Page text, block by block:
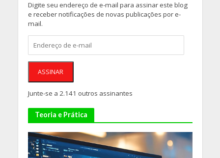
Digite seu endereço de e-mail para assinar este blog
e receber notificações de novas publicações por e-
mail.
de
e-
ASSINAR
Junte-se a 2.141 outros assinantes
Teoria e Prática